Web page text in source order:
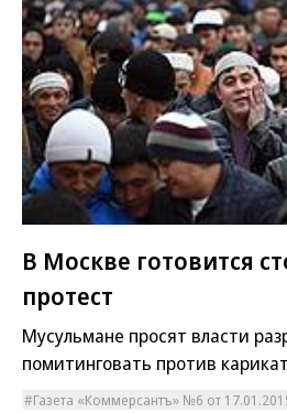
В Москве готовится
протест
Мусульмане просят власти
помитинговать против
Газета «Коммерсантъ» №6 от